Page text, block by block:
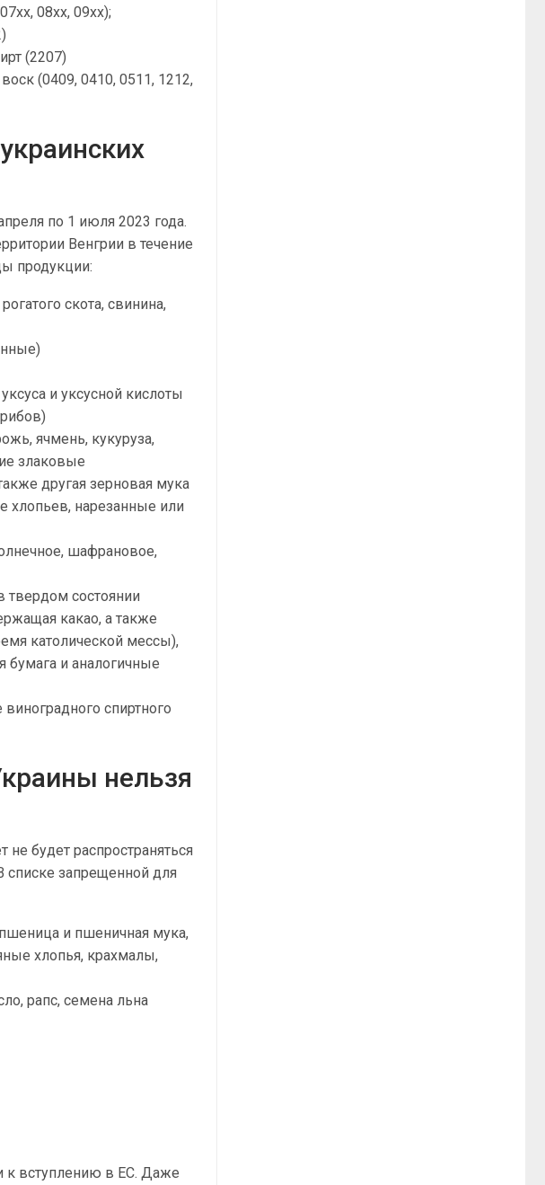
08xx, 09xx);
(2207)
(0409, 0410, 0511, 1212,
по 1 июля 2023 года.
Венгрии в течение
продукции:
скота, свинина,
и уксусной кислоты
ячмень, кукуруза,
злаковые
другая зерновая мука
хлопьев, нарезанные или
шафрановое,
твердом состоянии
какао, а также
католической мессы),
и аналогичные
спиртного
нельзя
будет распространяться
списке запрещенной для
и пшеничная мука,
хлопья, крахмалы,
рапс, семена льна
к вступлению в ЕС. Даже